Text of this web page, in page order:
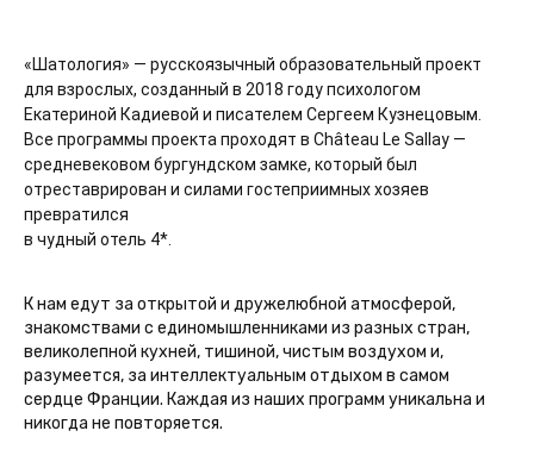
«Шатология» — русскоязычный образовательный проект
для взрослых, созданный в 2018 году психологом
Екатериной Кадиевой и писателем Сергеем Кузнецовым.
Все программы проекта проходят в Château Le Sallay —
средневековом бургундском замке, который был
отреставрирован и силами гостеприимных хозяев
превратился
в чудный отель 4*.
К нам едут за открытой и дружелюбной атмосферой,
знакомствами с единомышленниками из разных стран,
великолепной кухней, тишиной, чистым воздухом и,
разумеется, за интеллектуальным отдыхом в самом
сердце Франции. Каждая из наших программ уникальна и
никогда не повторяется.